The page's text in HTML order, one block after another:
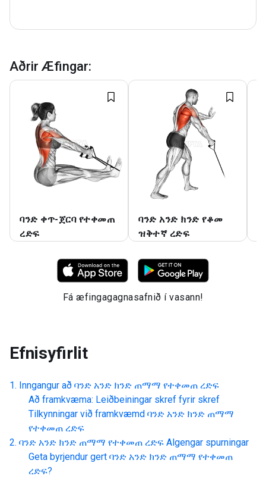
Aðrir Æfingar:
ባንድ ቀጥ-ጀርባ የተቀመጠ
ረድፍ
ባንድ አንድ ክንድ የቆመ
ዝቅተኛ ረድፍ
Fá æfingagagnasafnið í vasann!
Efnisyfirlit
Inngangur að ባንድ አንድ ክንድ ጠማማ የተቀመጠ ረድፍ
Að framkvæma: Leiðbeiningar skref fyrir skref
Tilkynningar við framkvæmd ባንድ አንድ ክንድ ጠማማ
የተቀመጠ ረድፍ
ባንድ አንድ ክንድ ጠማማ የተቀመጠ ረድፍ Algengar spurningar
Geta byrjendur gert ባንድ አንድ ክንድ ጠማማ የተቀመጠ
ረድፍ?